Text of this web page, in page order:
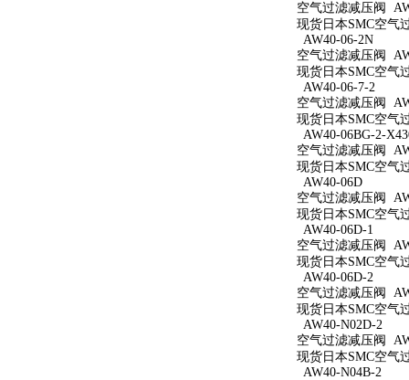
空气过滤减压阀
现货日本SMC空气
AW40-06-2N
空气过滤减压阀
现货日本SMC空气
AW40-06-7-2
空气过滤减压阀
现货日本SMC空气
AW40-06BG-2-
空气过滤减压阀
现货日本SMC空气
AW40-06D
空气过滤减压阀
现货日本SMC空气
AW40-06D-1
空气过滤减压阀
现货日本SMC空气
AW40-06D-2
空气过滤减压阀
现货日本SMC空气
AW40-N02D-2
空气过滤减压阀
现货日本SMC空气
AW40-N04B-2